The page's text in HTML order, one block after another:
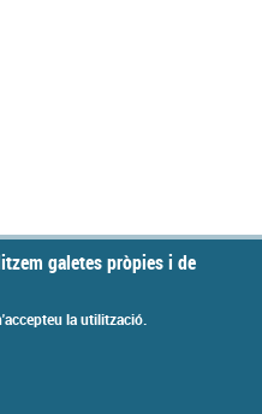
galetes pròpies i de
la utilització.